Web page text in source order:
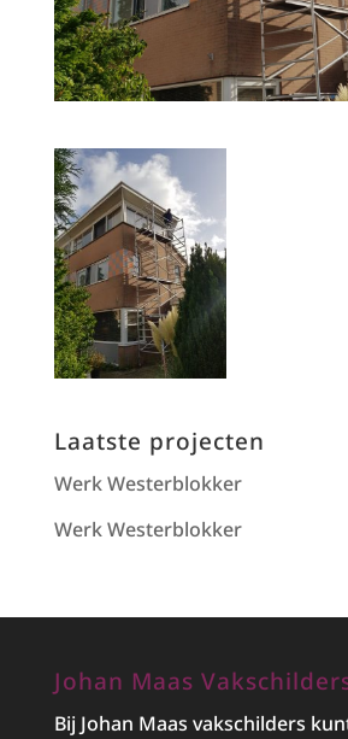
Laatste projecten
Werk Westerblokker
Werk Westerblokker
Johan Maas
Bij Johan Maas vakschilders